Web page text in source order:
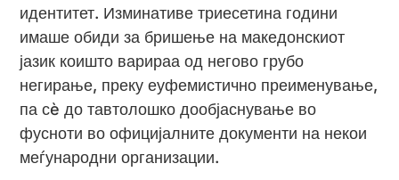
идентитет. Изминативе триесетина години
имаше обиди за бришење на македонскиот
јазик коишто варираа од негово грубо
негирање, преку еуфемистично преименување,
па сè до тавтолошко дообјаснување во
фусноти во официјалните документи на некои
меѓународни организации.